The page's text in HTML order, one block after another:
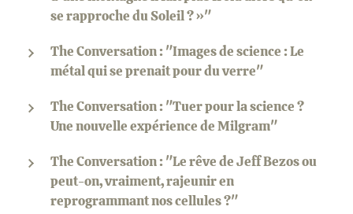
se rapproche du Soleil ? »"
The Conversation : "Images de science : Le
métal qui se prenait pour du verre"
The Conversation : "Tuer pour la science ?
Une nouvelle expérience de Milgram"
The Conversation : "Le rêve de Jeff Bezos ou
peut-on, vraiment, rajeunir en
reprogrammant nos cellules ?"